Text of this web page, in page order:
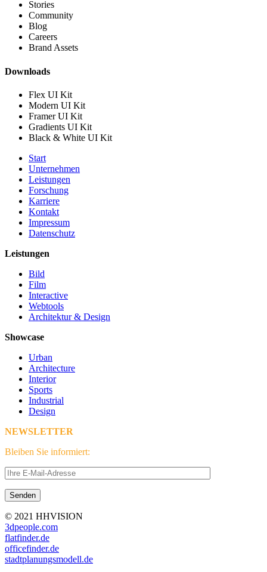
Stories
Community
Blog
Careers
Brand Assets
Downloads
Flex UI Kit
Modern UI Kit
Framer UI Kit
Gradients UI Kit
Black & White UI Kit
Start
Unternehmen
Leistungen
Forschung
Karriere
Kontakt
Impressum
Datenschutz
Leistungen
Bild
Film
Interactive
Webtools
Architektur & Design
Showcase
Urban
Architecture
Interior
Sports
Industrial
Design
NEWSLETTER
Bleiben Sie informiert:
© 2021 HHVISION
3dpeople.com
flatfinder.de
officefinder.de
stadtplanungsmodell.de